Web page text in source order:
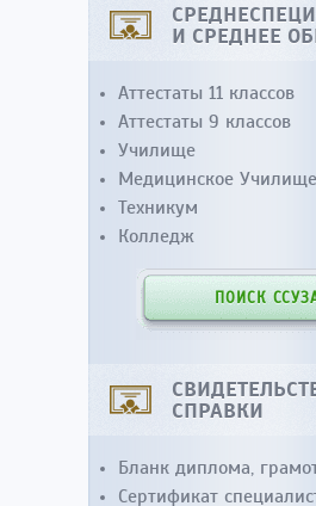
И СРЕДНЕЕ
Аттестаты 11 классов
Аттестаты 9 классов
Училище
Медицинское Училище
Техникум
Колледж
ПОИСК
СПРАВКИ
Бланк диплома,
Сертификат